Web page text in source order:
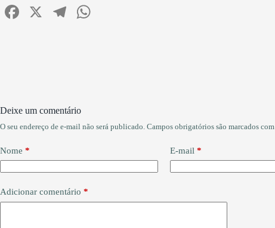
Fa X
Te
Deixe um comentário
O seu endereço de e-mail não será publicado. Campos obrigatórios são marcados com
Nome * E-mail *
Adicionar comentário *